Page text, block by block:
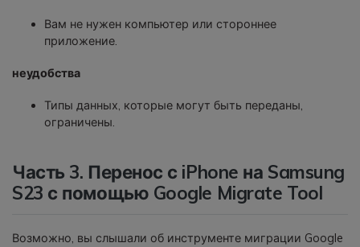
Вам не нужен компьютер или стороннее
приложение.
неудобства
Типы данных, которые могут быть переданы,
ограничены.
Часть 3. Перенос с iPhone на Samsung
S23 с помощью Google Migrate Tool
Возможно, вы слышали об инструменте миграции Google